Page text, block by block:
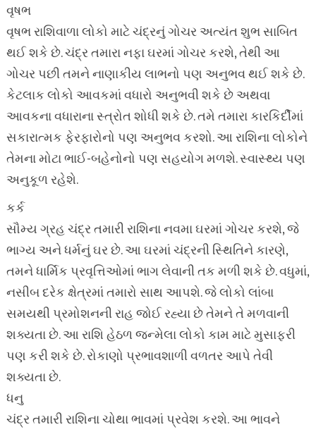
વૃષભ
વૃષભ રાશિવાળા લોકો માટે ચંદ્રનું ગોચર અત્યંત શુભ સાબિત
થઈ શકે છે. ચંદ્ર તમારા નફા ઘરમાં ગોચર કરશે, તેથી આ
ગોચર પછી તમને નાણાકીય લાભનો પણ અનુભવ થઈ શકે છે.
કેટલાક લોકો આવકમાં વધારો અનુભવી શકે છે અથવા
આવકના વધારાના સ્ત્રોત શોધી શકે છે. તમે તમારા કારકિર્દીમાં
સકારાત્મક ફેરફારોનો પણ અનુભવ કરશો. આ રાશિના લોકોને
તેમના મોટા ભાઈ-બહેનોનો પણ સહયોગ મળશે. સ્વાસ્થ્ય પણ
અનુકૂળ રહેશે.
કર્ક
સૌમ્ય ગ્રહ ચંદ્ર તમારી રાશિના નવમા ઘરમાં ગોચર કરશે, જે
ભાગ્ય અને ધર્મનું ઘર છે. આ ઘરમાં ચંદ્રની સ્થિતિને કારણે,
તમને ધાર્મિક પ્રવૃત્તિઓમાં ભાગ લેવાની તક મળી શકે છે. વધુમાં,
નસીબ દરેક ક્ષેત્રમાં તમારો સાથ આપશે. જે લોકો લાંબા
સમયથી પ્રમોશનની રાહ જોઈ રહ્યા છે તેમને તે મળવાની
શક્યતા છે. આ રાશિ હેઠળ જન્મેલા લોકો કામ માટે મુસાફરી
પણ કરી શકે છે. રોકાણો પ્રભાવશાળી વળતર આપે તેવી
શક્યતા છે.
ધનુ
ચંદ્ર તમારી રાશિના ચોથા ભાવમાં પ્રવેશ કરશે. આ ભાવને